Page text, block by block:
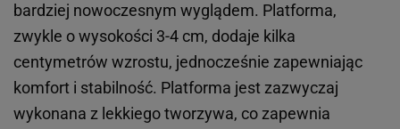
bardziej nowoczesnym wyglądem. Platforma,
zwykle o wysokości 3-4 cm, dodaje kilka
centymetrów wzrostu, jednocześnie zapewniając
komfort i stabilność. Platforma jest zazwyczaj
wykonana z lekkiego tworzywa, co zapewnia